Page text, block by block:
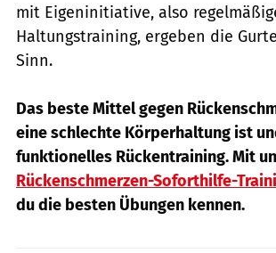
mit Eigeninitiative, also
Haltungstraining, ergeben die
Sinn.
Das beste Mittel gegen
eine schlechte Körperhaltung ist
funktionelles Rückentraining. Mit
Rückenschmerzen-Soforthilfe-
du die besten Übungen kennen.